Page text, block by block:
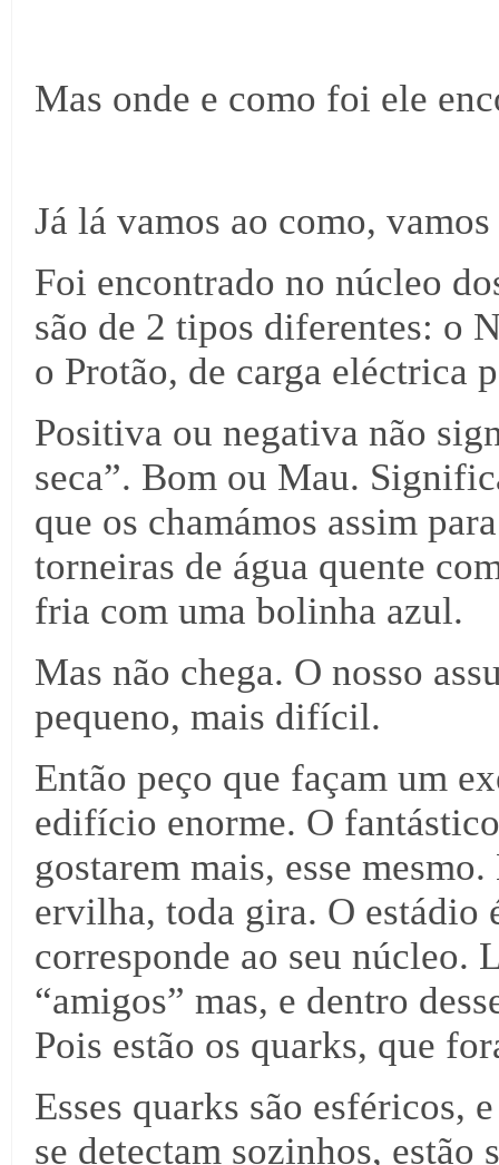
Mas onde e como foi ele
Já lá vamos ao como,
Foi encontrado no núcleo
são de 2 tipos diferentes: o
o Protão, de carga eléctrica
Positiva ou negativa não
seca”. Bom ou Mau.
que os chamámos assim
torneiras de água quente
fria com uma bolinha azul.
Mas não chega. O nosso
pequeno, mais difícil.
Então peço que façam um
edifício enorme. O
gostarem mais, esse
ervilha, toda gira. O estádio
corresponde ao seu núcleo.
“amigos” mas, e dentro
Pois estão os quarks, que
Esses quarks são esféricos,
se detectam sozinhos, estão